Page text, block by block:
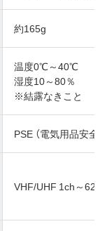
約165g
温度0℃～40℃
湿度10～80％
※結露なきこと
PSE （電気用品安全
VHF/UHF 1ch～